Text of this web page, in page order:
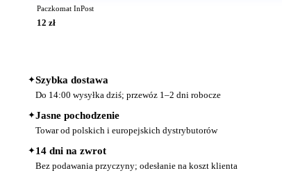
Paczkomat InPost
12 zł
✦Szybka dostawa
Do 14:00 wysyłka dziś; przewóz 1–2 dni robocze
✦Jasne pochodzenie
Towar od polskich i europejskich dystrybutorów
✦14 dni na zwrot
Bez podawania przyczyny; odesłanie na koszt klienta